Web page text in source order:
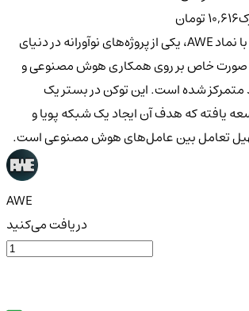
10,616تومان
ارز دیجیتال آو نتوُرک با نماد AWE، یکی از پروژه‌های نوآورانه در دنیای
صورت خاص بر روی همکاری هوش مصنوعی و
شده است. این توکن در بستر یک
یافته که هدف آن ایجاد یک شبکه پویا و
تعامل بین عامل‌های هوش مصنوعی است.
AWE
دریافت می‌کنید